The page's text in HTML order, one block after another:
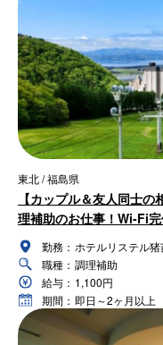
東北 / 福島県
【カップル＆友人同士
理補助のお仕事！Wi-Fi
勤務： ホテルリステル
職種： 調理補助
給与： 1,100円
期間： 即日～2ヶ月以上